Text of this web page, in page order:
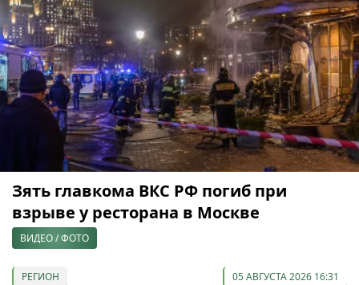
Зять главкома ВКС РФ погиб при
взрыве у ресторана в Москве
ВИДЕО / ФОТО
РЕГИОН 05 АВГУСТА 2026 16:31